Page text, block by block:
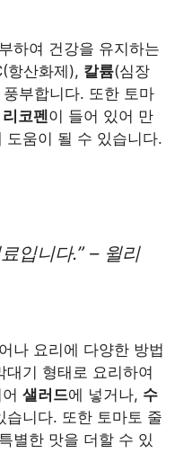
하여 건강을 유지하는
항산화제), 칼륨(심장
부합니다. 또한 토마
리코펜이 들어 있어 만
도움이 될 수 있습니다.
입니다.” – 윌리
나 요리에 다양한 방법
기 형태로 요리하여
샐러드에 넣거나, 수
습니다. 또한 토마토 줄
별한 맛을 더할 수 있